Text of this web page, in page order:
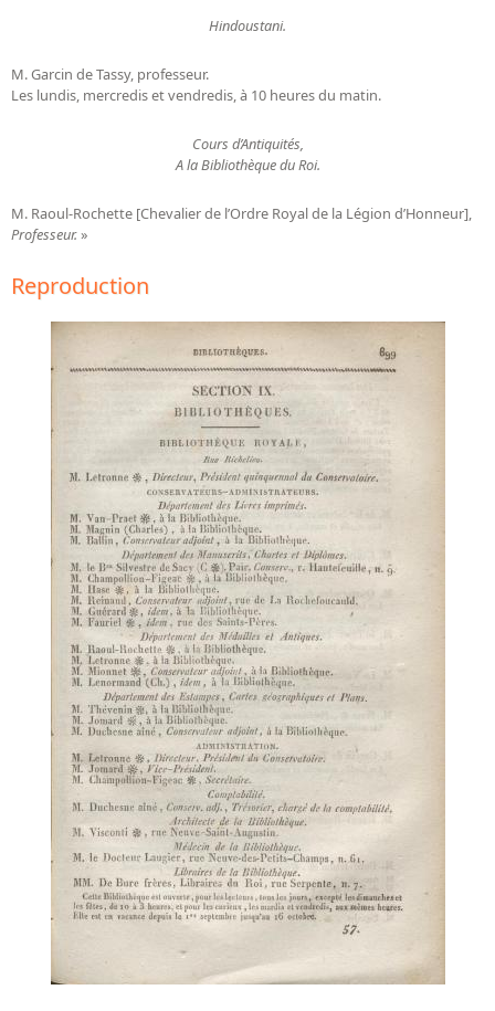
Hindoustani.
M. Garcin de Tassy, professeur.
Les lundis, mercredis et vendredis, à 10 heures du matin.
Cours d’Antiquités,
A la Bibliothèque du Roi.
M. Raoul-Rochette [Chevalier de l’Ordre Royal de la Légion d’Honneur],
Professeur.»
Reproduction